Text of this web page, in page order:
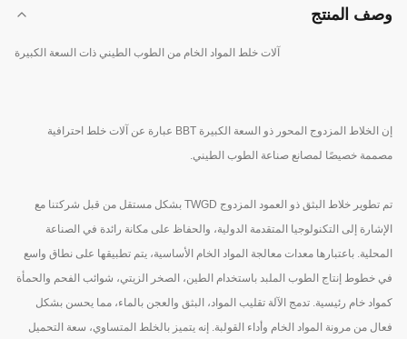
وصف المنتج
آلات خلط المواد الخام من الطوب الطيني ذات السعة الكبيرة
إن الخلاط المزدوج المحور ذو السعة الكبيرة BBT عبارة عن آلات خلط احترافية
مصممة خصيصًا لمصانع صناعة الطوب الطيني.
تم تطوير خلاط البثق ذو العمود المزدوج TWGD بشكل مستقل من قبل شركتنا مع
الإشارة إلى التكنولوجيا المتقدمة الدولية، والحفاظ على مكانة رائدة في الصناعة
المحلية. باعتبارها معدات معالجة المواد الخام الأساسية، يتم تطبيقها على نطاق واسع
في خطوط إنتاج الطوب الملبد باستخدام الطين، الصخر الزيتي، شوائب الفحم والحمأة
كمواد خام رئيسية. تدمج الآلة تقليب المواد، البثق والعجن بالماء، مما يحسن بشكل
فعال من مرونة المواد الخام وأداء القولبة. إنه يتميز بالخلط المتساوي، سعة التحميل